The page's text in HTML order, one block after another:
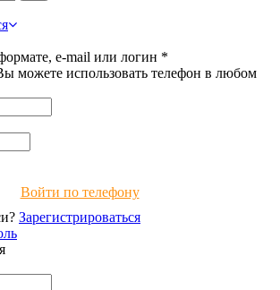
e-mail или логин *
можете использовать телефон в любом
Войти по телефону
Зарегистрироваться